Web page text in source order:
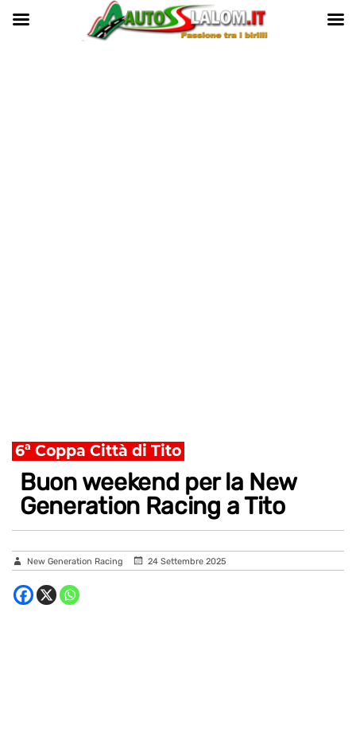
6ª Coppa Città di Tito
Buon weekend per la New
Generation Racing a Tito
New Generation Racing 24 Settembre 2025